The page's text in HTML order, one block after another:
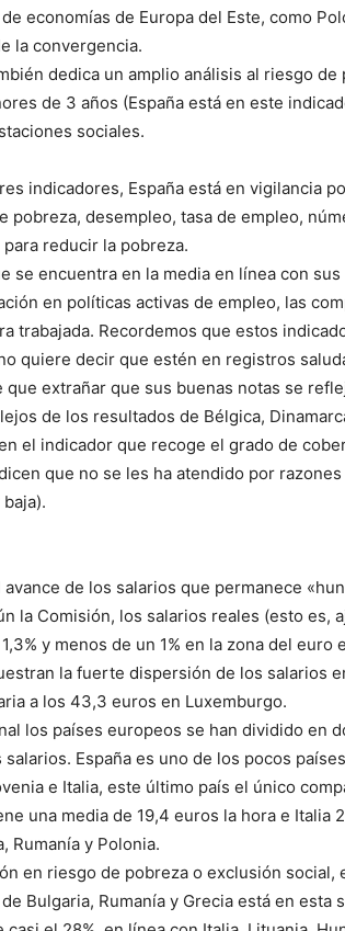
economías de Europa del Este, como
la convergencia.
dedica un amplio análisis al riesgo
de 3 años (España está en este
sociales.
indicadores, España está en vigilancia
pobreza, desempleo, tasa de empleo,
reducir la pobreza.
se encuentra en la media en línea con
en políticas activas de empleo, las
trabajada. Recordemos que estos
quiere decir que estén en registros
que extrañar que sus buenas notas se
de los resultados de Bélgica,
el indicador que recoge el grado de
que no se les ha atendido por
de los salarios que permanece
la Comisión, los salarios reales (esto es,
y menos de un 1% en la zona del euro
la fuerte dispersión de los salarios
a los 43,3 euros en Luxemburgo.
los países europeos se han dividido en
España es uno de los pocos
e Italia, este último país el único
una media de 19,4 euros la hora e Italia
Rumanía y Polonia.
en riesgo de pobreza o exclusión
Bulgaria, Rumanía y Grecia está en esta